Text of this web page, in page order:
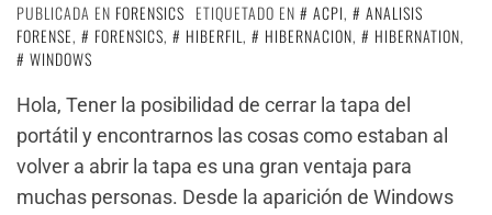
PUBLICADA EN FORENSICS ETIQUETADO EN ACPI,
ANALISIS
FORENSE, FORENSICS, HIBERFIL, HIBERNACION, HIBERNATION,
WINDOWS
Hola, Tener la posibilidad de cerrar la tapa del
portátil y encontrarnos las cosas como estaban al
volver a abrir la tapa es una gran ventaja para
muchas personas. Desde la aparición de Windows